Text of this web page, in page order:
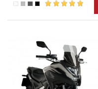
Przezroczysty (W)
Lekko przyciemniany (H)
Mocno przyciemniany (F)
Czarny (N)